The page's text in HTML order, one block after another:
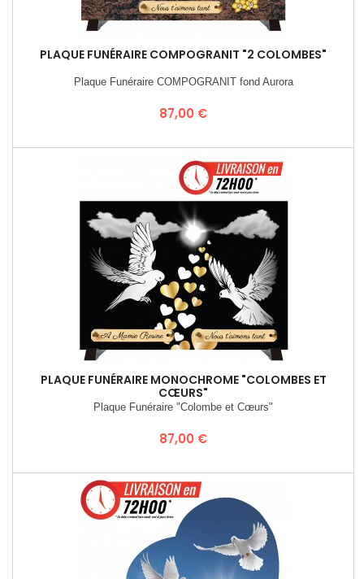
PLAQUE FUNÉRAIRE COMPOGRANIT "2 COLOMBES"
Plaque Funéraire COMPOGRANIT fond Aurora
Prix
87,00 €
PLAQUE FUNÉRAIRE MONOCHROME "COLOMBES ET
CŒURS"
Plaque Funéraire "Colombe et Cœurs"
Prix
87,00 €